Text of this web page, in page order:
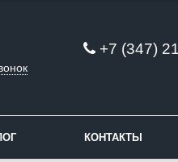
+7 (347)
КОНТАКТЫ